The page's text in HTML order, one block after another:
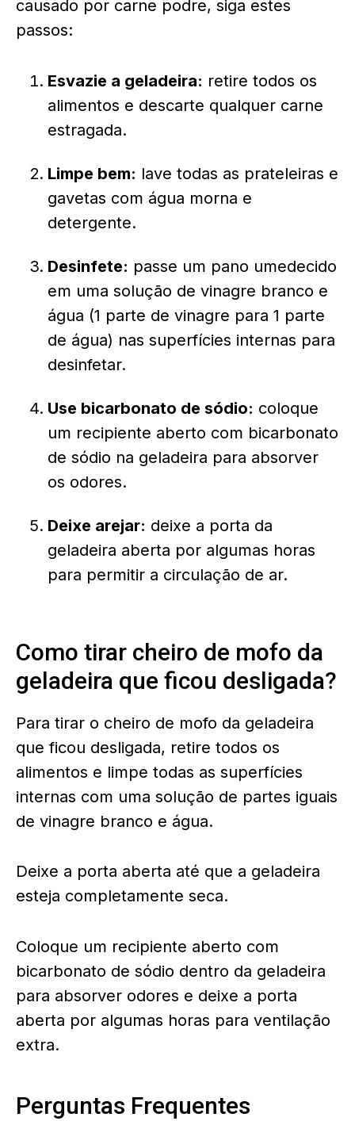
causado por carne podre, siga estes
passos:
Esvazie a geladeira: retire todos os
alimentos e descarte qualquer carne
estragada.
Limpe bem: lave todas as prateleiras e
gavetas com água morna e
detergente.
Desinfete: passe um pano umedecido
em uma solução de vinagre branco e
água (1 parte de vinagre para 1 parte
de água) nas superfícies internas para
desinfetar.
Use bicarbonato de sódio: coloque
um recipiente aberto com bicarbonato
de sódio na geladeira para absorver
os odores.
Deixe arejar: deixe a porta da
geladeira aberta por algumas horas
para permitir a circulação de ar.
Como tirar cheiro de mofo da
geladeira que ficou desligada?
Para tirar o cheiro de mofo da geladeira
que ficou desligada, retire todos os
alimentos e limpe todas as superfícies
internas com uma solução de partes iguais
de vinagre branco e água.
Deixe a porta aberta até que a geladeira
esteja completamente seca.
Coloque um recipiente aberto com
bicarbonato de sódio dentro da geladeira
para absorver odores e deixe a porta
aberta por algumas horas para ventilação
extra.
Perguntas Frequentes